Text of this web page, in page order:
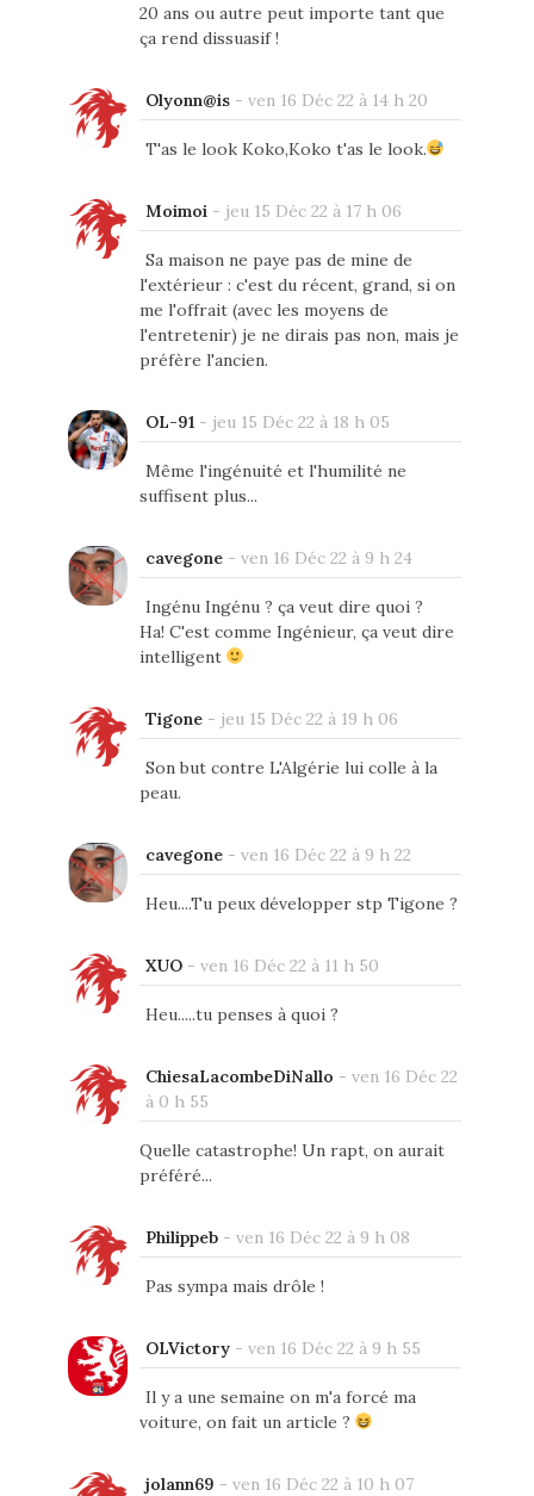
20 ans ou autre peut importe tant que
ça rend dissuasif !
Olyonn@is- ven 16 Déc 22 à 14 h 20
T'as le look Koko,Koko t'as le look.
Moimoi - jeu 15 Déc 22 à 17 h 06
Sa maison ne paye pas de mine de
l'extérieur : c'est du récent, grand, si on
me l'offrait (avec les moyens de
l'entretenir) je ne dirais pas non, mais je
préfère l'ancien.
OL-91 - jeu 15 Déc 22 à 18 h 05
Même l'ingénuité et l'humilité ne
suffisent plus...
cavegone- ven 16 Déc 22 à 9 h 24
Ingénu Ingénu ? ça veut dire quoi ?
Ha! C'est comme Ingénieur, ça veut dire
intelligent
Tigone- jeu 15 Déc 22 à 19 h 06
Son but contre L'Algérie lui colle à la
peau.
cavegone- ven 16 Déc 22 à 9 h 22
Heu....Tu peux développer stp Tigone ?
XUO- ven 16 Déc 22 à 11 h 50
Heu.....tu penses à quoi ?
ChiesaLacombeDiNallo - ven 16 Déc 22
à 0 h 55
Quelle catastrophe! Un rapt, on aurait
préféré...
Philippeb- ven 16 Déc 22 à 9 h 08
Pas sympa mais drôle !
OLVictory- ven 16 Déc 22 à 9 h 55
Il y a une semaine on m'a forcé ma
voiture, on fait un article ?
jolann69 - ven 16 Déc 22 à 10 h 07